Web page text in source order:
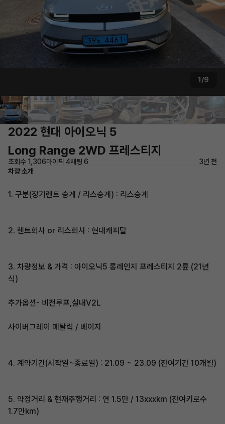
1/9
2022 현대 아이오닉 5
Long Range 2WD 프레스티지
조회수 1,306마이픽 4채팅 6
3년 전
차량 소개
1. 구분(장기렌트 승계 / 리스승계) : 리스승계
2. 렌트회사 or 리스회사 : 현대캐피탈
3. 차량정보 & 가격 : 아이오닉5 롱레인지 프레스티지 2륜 (21년
식)
추가옵션- 비전루프,실내V2L
사이버그레이 메탈릭 / 베이지
4. 계약기간(시작일~종료일) : 21.09 ~ 23.09 (잔여기간 10개월)
5. 약정거리 & 현재주행거리 : 연 1.5만 / 13xxxkm (잔여키로수
1.7만km)